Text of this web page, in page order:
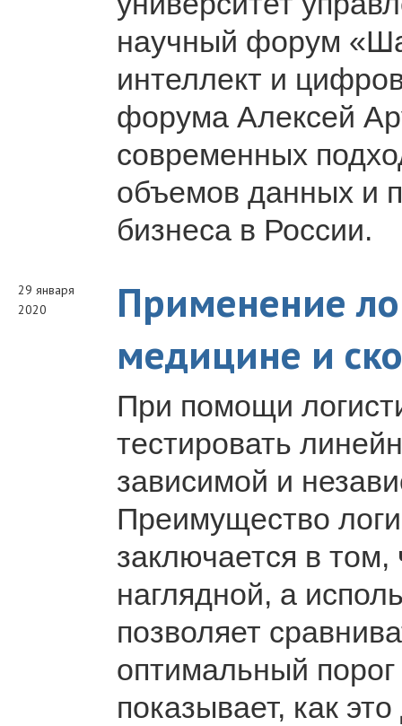
научный форум
интеллект и
форума Алексей
современных
объемов данных и
бизнеса в России.
29 января
2020
Применение
медицине и
При помощи
тестировать
зависимой и
Преимущество
заключается в
наглядной, а
позволяет
оптимальный
показывает, как